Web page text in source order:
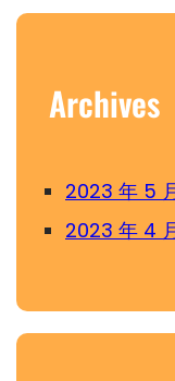
c
Archives
2023 年 5
2023 年 4